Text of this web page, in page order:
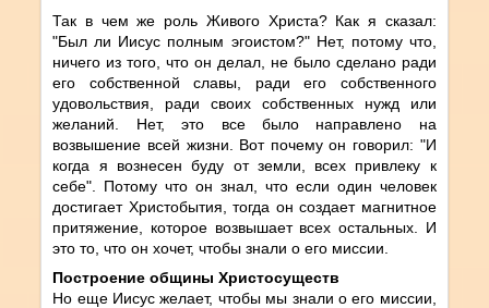
Так в чем же роль Живого Христа? Как я сказал:
"Был ли Иисус полным эгоистом?" Нет, потому что,
ничего из того, что он делал, не было сделано ради
его собственной славы, ради его собственного
удовольствия, ради своих собственных нужд или
желаний. Нет, это все было направлено на
возвышение всей жизни. Вот почему он говорил: "И
когда я вознесен буду от земли, всех привлеку к
себе". Потому что он знал, что если один человек
достигает Христобытия, тогда он создает магнитное
притяжение, которое возвышает всех остальных. И
это то, что он хочет, чтобы знали о его миссии.
Построение общины Христосуществ
Но еще Иисус желает, чтобы мы знали о его миссии,